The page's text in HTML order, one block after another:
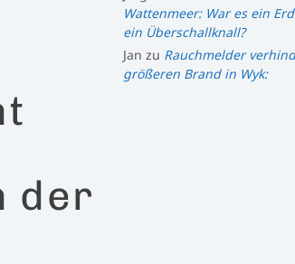
der
Wattenmeer: War es ein
ein Überschallknall?
Jan zu Rauchmelder
größeren Brand in Wyk: